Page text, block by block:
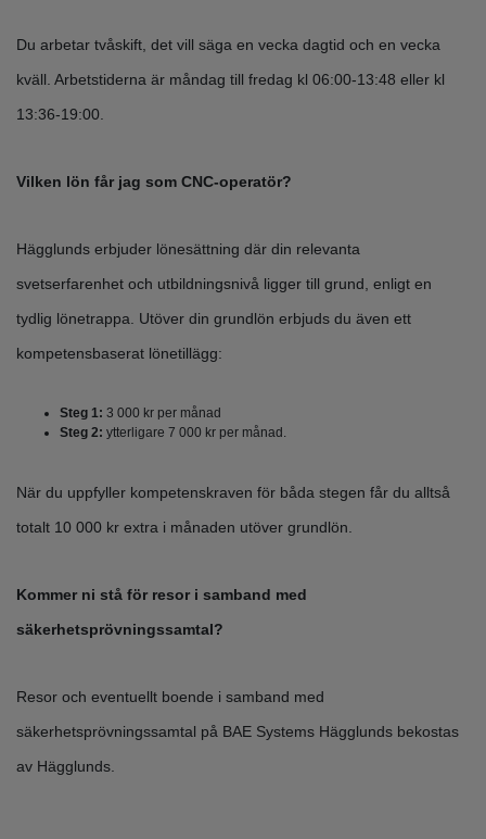
Du arbetar tvåskift, det vill säga en vecka dagtid och en vecka
kväll. Arbetstiderna är måndag till fredag kl 06:00-13:48 eller kl
13:36-19:00.
Vilken lön får jag som CNC-operatör?
Hägglunds erbjuder lönesättning där din relevanta
svetserfarenhet och utbildningsnivå ligger till grund, enligt en
tydlig lönetrappa. Utöver din grundlön erbjuds du även ett
kompetensbaserat lönetillägg:
Steg 1: 3 000 kr per månad
Steg 2: ytterligare 7 000 kr per månad.
När du uppfyller kompetenskraven för båda stegen får du alltså
totalt 10 000 kr extra i månaden utöver grundlön.
Kommer ni stå för resor i samband med
säkerhetsprövningssamtal?
Resor och eventuellt boende i samband med
säkerhetsprövningssamtal på BAE Systems Hägglunds bekostas
av Hägglunds.